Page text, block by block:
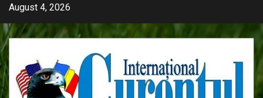
Skip
content
August 4, 2026